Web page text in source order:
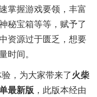
掌握游戏要领，丰富
秘宝箱等等，赋予了
资源过于匮乏，想要
时间。
，为大家带来了火柴
最新版 ，此版本经由